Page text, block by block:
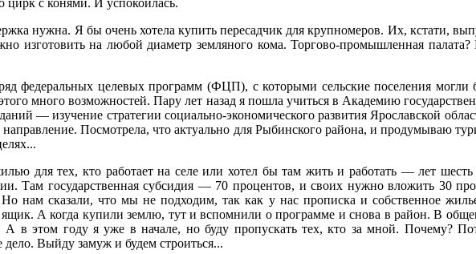
цирк с конями. И успокоилась.
нужна. Я бы очень хотела купить пересадчик для крупномеров. Их, кстати,
изготовить на любой диаметр земляного кома. Торгово-промышленная
федеральных целевых программ (ФЦП), с которыми сельские поселения могли
много возможностей. Пару лет назад я пошла учиться в Академию
— изучение стратегии социально-экономического развития Ярославской
направление. Посмотрела, что актуально для Рыбинского района, и продумываю
для тех, кто работает на селе или хотел бы там жить и работать — лет шесть
Там государственная субсидия — 70 процентов, и своих нужно вложить 30
Но нам сказали, что мы не подходим, так как у нас прописка и собственное
А когда купили землю, тут и вспомнили о программе и снова в район. В
А в этом году я уже в начале, но буду пропускать тех, кто за мной. Почему?
Выйду замуж и будем строиться...